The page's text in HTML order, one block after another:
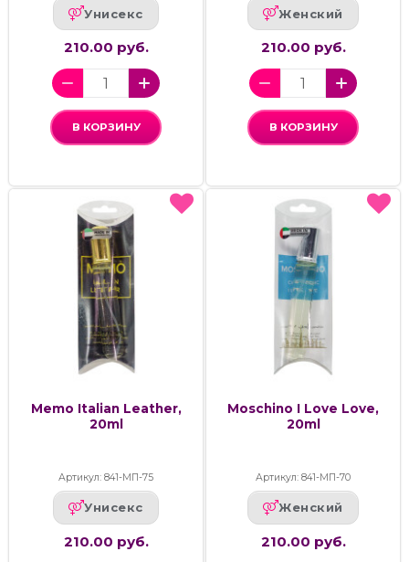
Унисекс
210.00 руб.
В КОРЗИНУ
Женский
210.00 руб.
В КОРЗИНУ
Memo Italian Leather,
20ml
Артикул: 841-МП-75
Унисекс
210.00 руб.
Moschino I Love Love,
20ml
Артикул: 841-МП-70
Женский
210.00 руб.